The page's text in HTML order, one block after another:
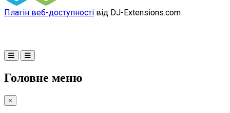
Плагін веб-доступності від DJ-Extensions.com
Головне меню
×